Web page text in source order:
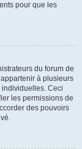
pour que les
du forum de
à plusieurs
Ceci
les permissions de
des pouvoirs